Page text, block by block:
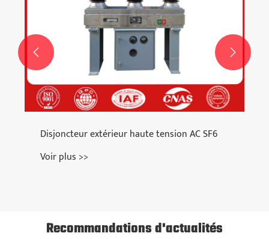
Disjoncteur extérieur haute tension AC SF6
Voir plus >>
 
Recommandations d'actualités